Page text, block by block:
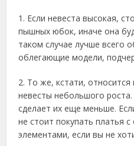
1. Если невеста высокая,
пышных юбок, иначе она
таком случае лучше всего
облегающие модели,
2. То же, кстати,
невесты небольшого
сделает их еще меньше.
не стоит покупать платья
элементами, если вы не